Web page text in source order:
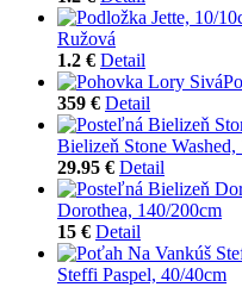
Ružová
1.2 € Detail
359 € Detail
Bielizeň Stone
29.95 € Detail
Dorothea, 140/200cm
15 € Detail
Steffi Paspel, 40/40cm